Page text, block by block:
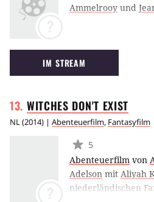
Ammelrooy und
IM STREAM
WITCHES DON'T EXIST
NL(2014) | Abenteuerfilm, Fantasyfilm
5
Abenteuerfilm von
Adelson mit Aliyah
niederländischen